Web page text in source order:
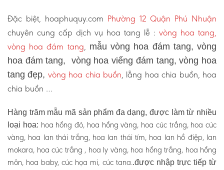
Đặc biệt, hoaphuquy.com Phường 12 Quận Phú Nhuận
chuyên cung cấp dịch vụ hoa tang lễ : vòng hoa tang,
vòng hoa đám tang, mẫu vòng hoa đám tang, vòng
hoa đám tang, vòng hoa viếng đám tang, vòng hoa
tang đẹp, vòng hoa chia buồn, lẵng hoa chia buồn, hoa
chia buồn …
Hàng trăm mẫu mã sản phẩm đa dạng, được làm từ nhiều
loại hoa: hoa hồng đỏ, hoa hồng vàng, hoa cúc trắng, hoa cúc
vàng, hoa lan thái trắng, hoa lan thái tím, hoa lan hồ điệp, lan
mokara, hoa cúc trắng , hoa ly vàng, hoa hồng trắng, hoa hồng
môn, hoa baby, cúc họa mi, cúc tana..được nhập trực tiếp từ